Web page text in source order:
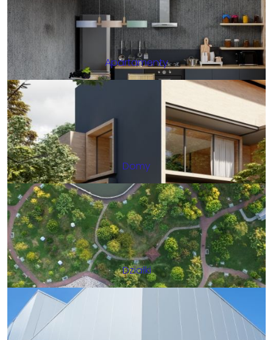
Apartamenty
Domy
Działki